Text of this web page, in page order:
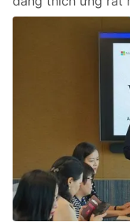
Cơ quan chủ quản:
Cơ quan báo chí:
Giấy phép hoạt động
cấp ngày 29/12/2023